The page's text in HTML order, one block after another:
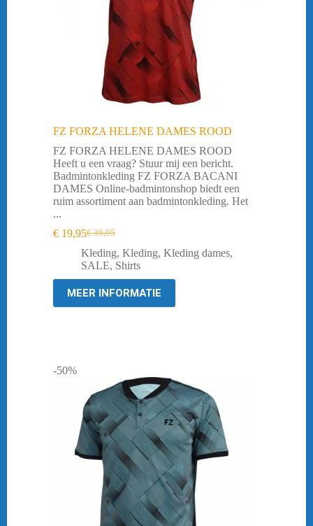
FZ FORZA HELENE DAMES ROOD
FZ FORZA HELENE DAMES ROOD
Heeft u een vraag? Stuur mij een bericht.
Badmintonkleding FZ FORZA BACANI
DAMES Online-badmintonshop biedt een
ruim assortiment aan badmintonkleding. Het
...
€39,95
Oorspronkelijke
prijs
was:
€ 39,95.
€ 19,95Huidige
prijs
is:
€ 19,95.
Kleding, Kleding, Kleding dames,
SALE, Shirts
MEER INFORMATIE
-50%